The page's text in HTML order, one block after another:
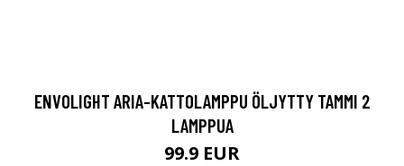
ENVOLIGHT ARIA-KATTOLAMPPU ÖLJYTTY TAMMI 2
LAMPPUA
99.9 EUR